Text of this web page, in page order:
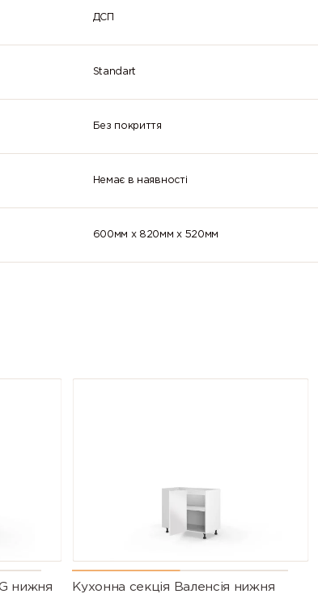
ДСП
Standart
Без покриття
Немає в наявності
600мм x 820мм x 520мм
нижня
Кухонна секція Валенсія нижня